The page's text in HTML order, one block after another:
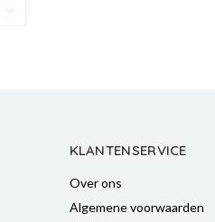
KLANTENSERVICE
Over ons
Algemene voorwaarden